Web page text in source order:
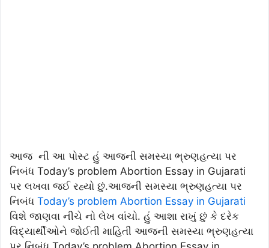
આજ ની આ પોસ્ટ હું આજની સમસ્યા ભ્રુણહત્યા પર
નિબંધ Today’s problem Abortion Essay in Gujarati
પર લખવા જઈ રહ્યો છું.આજની સમસ્યા ભ્રુણહત્યા પર
નિબંધ Today’s problem Abortion Essay in Gujarati
વિશે જાણવા નીચે નો લેખ વાંચો. હું આશા રાખું છું કે દરેક
વિદ્યાર્થીઓને જોઈતી માહિતી આજની સમસ્યા ભ્રુણહત્યા